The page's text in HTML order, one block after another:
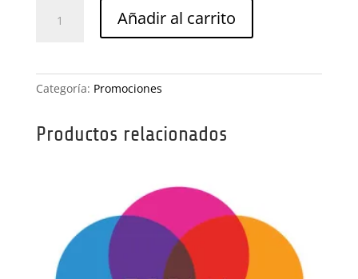
pago
cantidad
Añadir al carrito
Categoría: Promociones
Productos relacionados